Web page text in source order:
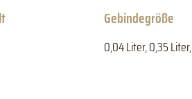
Gebindegröße
0,04 Liter, 0,35